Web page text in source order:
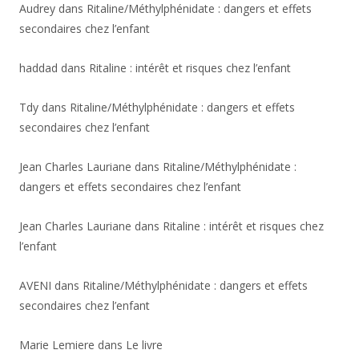
Audrey dans Ritaline/Méthylphénidate : dangers et effets
secondaires chez l’enfant
haddad dans Ritaline : intérêt et risques chez l’enfant
Tdy dans Ritaline/Méthylphénidate : dangers et effets
secondaires chez l’enfant
Jean Charles Lauriane dans Ritaline/Méthylphénidate :
dangers et effets secondaires chez l’enfant
Jean Charles Lauriane dans Ritaline : intérêt et risques chez
l’enfant
AVENI dans Ritaline/Méthylphénidate : dangers et effets
secondaires chez l’enfant
Marie Lemiere dans Le livre